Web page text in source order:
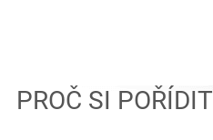
PROČ SI